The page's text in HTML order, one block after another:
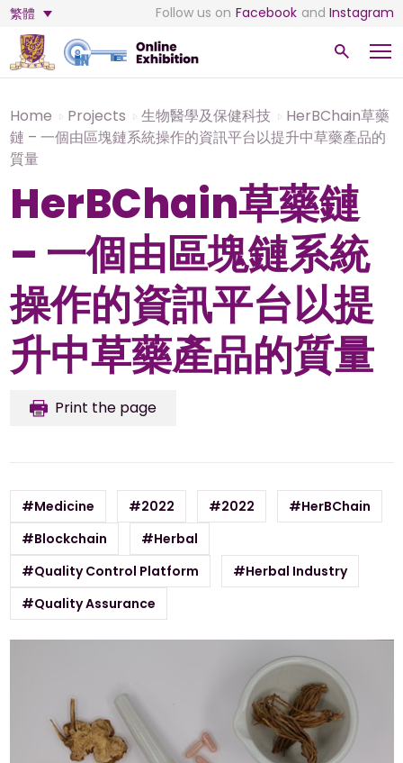
繁體 Follow us on Facebook and Instagram
Home Projects 生物醫學及保健科技
HerBChain草藥
鏈 – 一個由區塊鏈系統操作的資訊平台以提升中草藥產品的
質量
HerBChain草藥鏈
– 一個由區塊鏈系統
操作的資訊平台以提
升中草藥產品的質量
Print the page
#Medicine #2022 #2022
#HerBChain
#Blockchain
#Herbal
#Quality Control Platform
#Herbal Industry
#Quality Assurance